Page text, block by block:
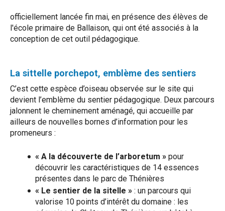
officiellement lancée fin mai, en présence des élèves de
l'école primaire de Ballaison, qui ont été associés à la
conception de cet outil pédagogique.
La sittelle porchepot, emblème des sentiers
C’est cette espèce d’oiseau observée sur le site qui
devient l’emblème du sentier pédagogique. Deux parcours
jalonnent le cheminement aménagé, qui accueille par
ailleurs de nouvelles bornes d’information pour les
promeneurs :
« A la découverte de l’arboretum » pour
découvrir les caractéristiques de 14 essences
présentes dans le parc de Thénières
« Le sentier de la sitelle » : un parcours qui
valorise 10 points d’intérêt du domaine : les